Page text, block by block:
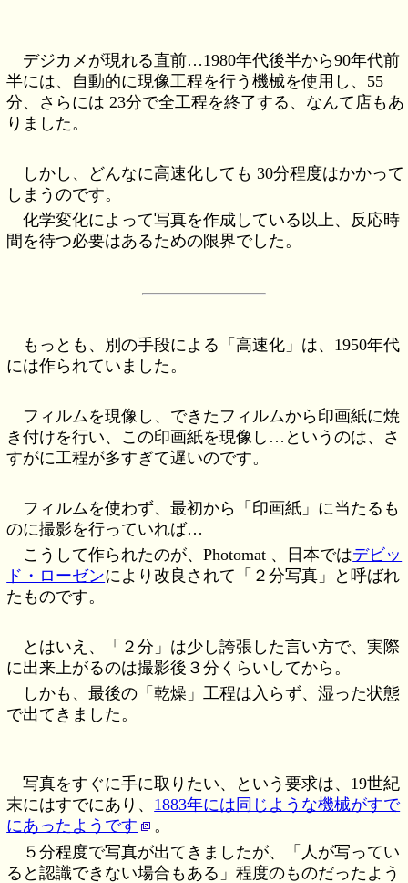
デジカメが現れる直前…1980年代後半から90年代前
半には、自動的に現像工程を行う機械を使用し、55
分、さらには 23分で全工程を終了する、なんて店もあ
りました。
しかし、どんなに高速化しても 30分程度はかかって
しまうのです。
化学変化によって写真を作成している以上、反応時
間を待つ必要はあるための限界でした。
もっとも、別の手段による「高速化」は、1950年代
には作られていました。
フィルムを現像し、できたフィルムから印画紙に焼
き付けを行い、この印画紙を現像し…というのは、さ
すがに工程が多すぎて遅いのです。
フィルムを使わず、最初から「印画紙」に当たるも
のに撮影を行っていれば…
こうして作られたのが、Photomat 、日本ではデビッ
ド・ローゼンにより改良されて「２分写真」と呼ばれ
たものです。
とはいえ、「２分」は少し誇張した言い方で、実際
に出来上がるのは撮影後３分くらいしてから。
しかも、最後の「乾燥」工程は入らず、湿った状態
で出てきました。
写真をすぐに手に取りたい、という要求は、19世紀
末にはすでにあり、 1883年には同じような機械がすで
にあったようです
。
５分程度で写真が出てきましたが、「人が写ってい
ると認識できない場合もある」程度のものだったよう